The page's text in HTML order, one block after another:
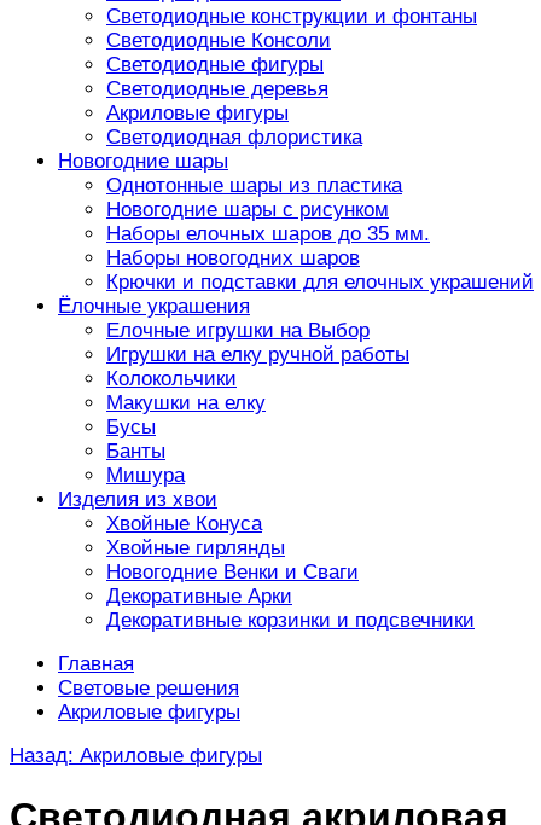
Светодиодные конструкции и фонтаны
Светодиодные Консоли
Светодиодные фигуры
Светодиодные деревья
Акриловые фигуры
Светодиодная флористика
Новогодние шары
Однотонные шары из пластика
Новогодние шары с рисунком
Наборы елочных шаров до 35 мм.
Наборы новогодних шаров
Крючки и подставки для елочных украшений
Ёлочные украшения
Елочные игрушки на Выбор
Игрушки на елку ручной работы
Колокольчики
Макушки на елку
Бусы
Банты
Мишура
Изделия из хвои
Хвойные Конуса
Хвойные гирлянды
Новогодние Венки и Сваги
Декоративные Арки
Декоративные корзинки и подсвечники
Главная
Световые решения
Акриловые фигуры
Назад: Акриловые фигуры
Светодиодная акриловая